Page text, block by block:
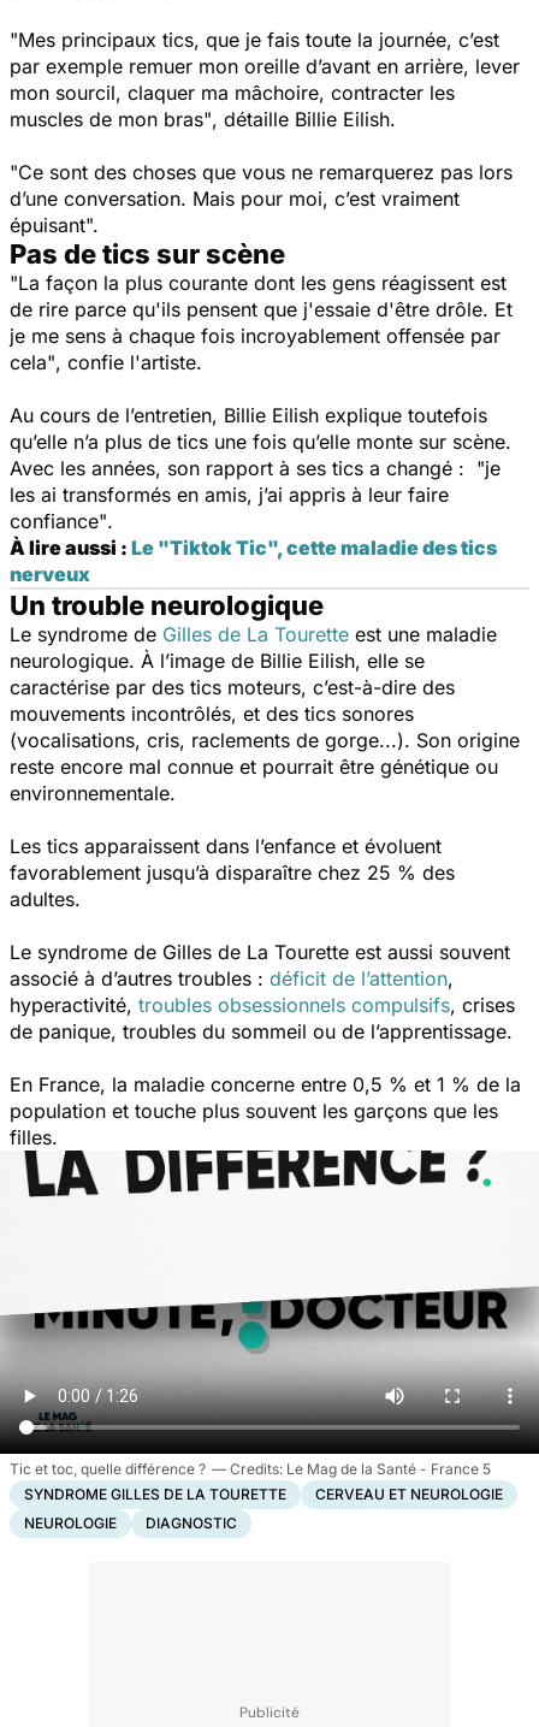
"Mes principaux tics, que je fais toute la journée, c’est
par exemple remuer mon oreille d’avant en arrière, lever
mon sourcil, claquer ma mâchoire, contracter les
muscles de mon bras", détaille Billie Eilish.
"Ce sont des choses que vous ne remarquerez pas lors
d’une conversation. Mais pour moi, c’est vraiment
épuisant".
Pas de tics sur scène
"La façon la plus courante dont les gens réagissent est
de rire parce qu'ils pensent que j'essaie d'être drôle. Et
je me sens à chaque fois incroyablement offensée par
cela", confie l'artiste.
Au cours de l’entretien, Billie Eilish explique toutefois
qu’elle n’a plus de tics une fois qu’elle monte sur scène.
Avec les années, son rapport à ses tics a changé : "je
les ai transformés en amis, j’ai appris à leur faire
confiance".
À lire aussi : Le "Tiktok Tic", cette maladie des tics
nerveux
Un trouble neurologique
Le syndrome de Gilles de La Tourette est une maladie
neurologique. À l’image de Billie Eilish, elle se
caractérise par des tics moteurs, c’est-à-dire des
mouvements incontrôlés, et des tics sonores
(vocalisations, cris, raclements de gorge...). Son origine
reste encore mal connue et pourrait être génétique ou
environnementale.
Les tics apparaissent dans l’enfance et évoluent
favorablement jusqu’à disparaître chez 25 % des
adultes.
Le syndrome de Gilles de La Tourette est aussi souvent
associé à d’autres troubles : déficit de l’attention,
hyperactivité, troubles obsessionnels compulsifs, crises
de panique, troubles du sommeil ou de l’apprentissage.
En France, la maladie concerne entre 0,5 % et 1 % de la
population et touche plus souvent les garçons que les
filles.
Tic et toc, quelle différence ?
Le Mag de la Santé - France 5
SYNDROME GILLES DE LA TOURETTE
CERVEAU ET NEUROLOGIE
NEUROLOGIE
DIAGNOSTIC